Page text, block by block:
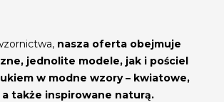
nasza oferta obejmuje
jednolite modele, jak i pościel
w modne wzory – kwiatowe,
także inspirowane naturą.